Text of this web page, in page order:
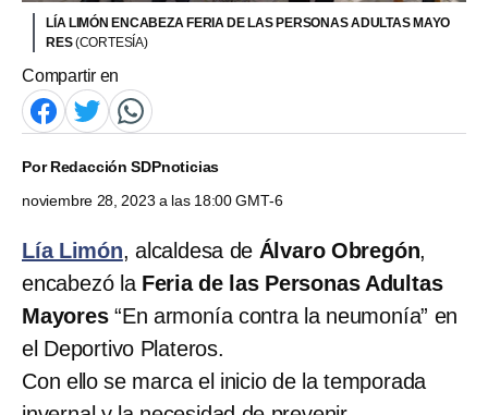
LÍA LIMÓN ENCABEZA FERIA DE LAS PERSONAS ADULTAS MAYO
RES(CORTESÍA)
Compartir en
PorRedacción SDPnoticias
noviembre 28, 2023 a las 18:00 GMT-6
Lía Limón, alcaldesa de Álvaro Obregón,
encabezó la Feria de las Personas Adultas
Mayores“En armonía contra la neumonía” en
el Deportivo Plateros.
Con ello se marca el inicio de la temporada